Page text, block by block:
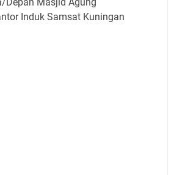
Induk Samsat Kuningan